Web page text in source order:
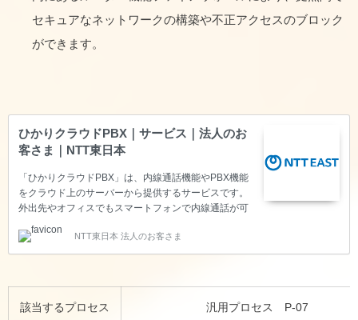
セキュアなネットワークの構築や不正アクセスのブロック
ができます。
ひかりクラウドPBX｜サービス｜法人のお
客さま｜NTT東日本
「ひかりクラウドPBX」は、内線通話機能やPBX機能
をクラウド上のサーバーから提供するサービスです。
外出先やオフィスでもスマートフォンで内線通話が可
り、「通信設備の更改」や「保守・運用」にかかるコ
スト・費用の見直しが可能です。
NTT東日本 法人のお客さま
該当するプロセス 汎用プロセス P-07